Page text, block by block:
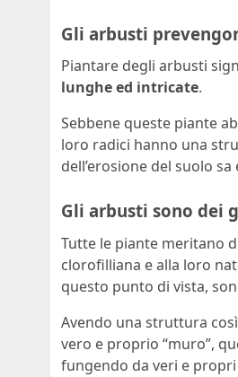
Gli arbusti
Piantare degli arbusti
lunghe ed intricate.
Sebbene queste piante
loro radici hanno una
dell’erosione del suolo
Gli arbusti sono dei
Tutte le piante meritano
clorofilliana e alla loro
questo punto di vista,
Avendo una struttura
vero e proprio “muro”,
fungendo da veri e propri